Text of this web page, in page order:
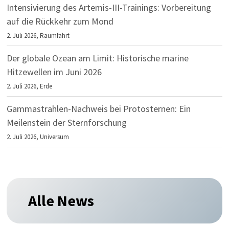
Intensivierung des Artemis-III-Trainings: Vorbereitung
auf die Rückkehr zum Mond
2. Juli 2026,Raumfahrt
Der globale Ozean am Limit: Historische marine
Hitzewellen im Juni 2026
2. Juli 2026,Erde
Gammastrahlen-Nachweis bei Protosternen: Ein
Meilenstein der Sternforschung
2. Juli 2026,Universum
Alle News